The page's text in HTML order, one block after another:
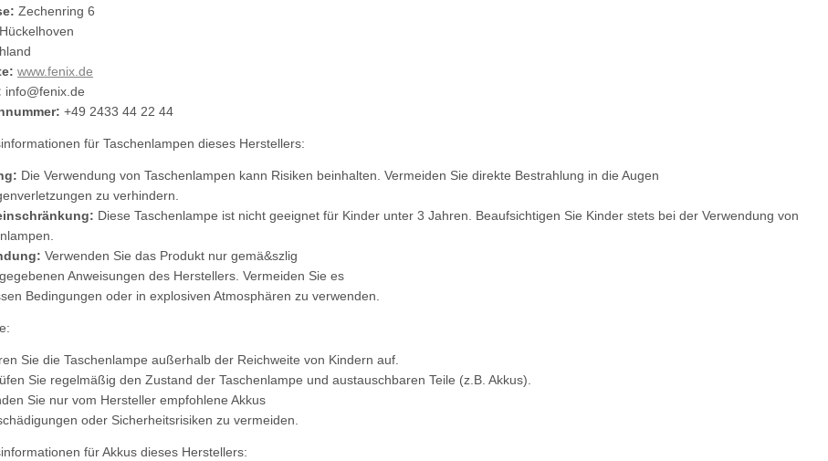
Zechenring 6
www.fenix.de
info@fenix.de
+49 2433 44 22 44
für Taschenlampen dieses Herstellers:
Die Verwendung von Taschenlampen kann Risiken beinhalten. Vermeiden Sie direkte Bestrahlung in die Augen
zu verhindern.
Diese Taschenlampe ist nicht geeignet für Kinder unter 3 Jahren. Beaufsichtigen Sie Kinder stets bei der Verwendung von
Verwenden Sie das Produkt nur gemä&szlig
Anweisungen des Herstellers. Vermeiden Sie es
Bedingungen oder in explosiven Atmosphären zu verwenden.
Sie die Taschenlampe außerhalb der Reichweite von Kindern auf.
Sie regelmäßig den Zustand der Taschenlampe und austauschbaren Teile (z.B. Akkus).
Sie nur vom Hersteller empfohlene Akkus
oder Sicherheitsrisiken zu vermeiden.
für Akkus dieses Herstellers: